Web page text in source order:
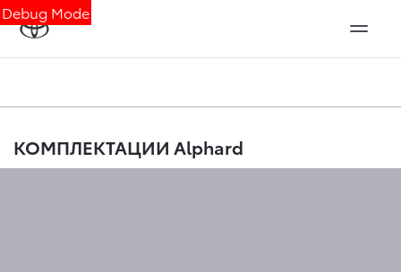
Debug Mode
КОМПЛЕКТАЦИИ Alphard